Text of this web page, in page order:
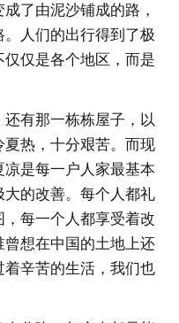
了由泥沙铺成的路，
人们的出行得到了极
仅是各个地区，而是
有那一栋栋屋子，以
热，十分艰苦。而现
是每一户人家最基本
的改善。每个人都礼
每一个人都享受着改
想在中国的土地上还
辛苦的生活，我们也